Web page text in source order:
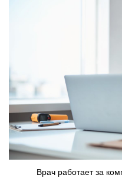
Врач работает за